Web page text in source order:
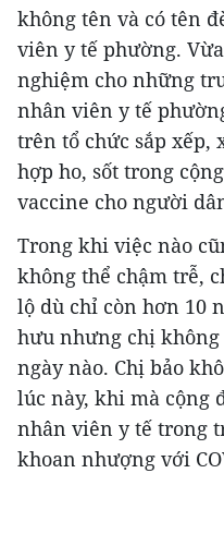
không tên và có tên
viên y tế phường.
nghiệm cho những
nhân viên y tế
trên tổ chức sắp xếp,
hợp ho, sốt trong
vaccine cho người
Trong khi việc nào
không thể chậm trễ,
lộ dù chỉ còn hơn 10
hưu nhưng chị
ngày nào. Chị bảo
lúc này, khi mà cộng
nhân viên y tế trong
khoan nhượng với